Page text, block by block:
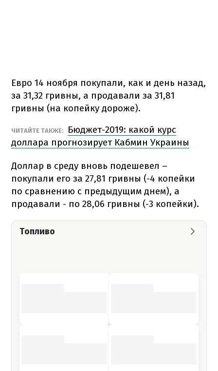
Евро 14 ноября покупали, как и день назад,
за 31,32 гривны, а продавали за 31,81
гривны (на копейку дороже).
ЧИТАЙТЕ ТАКЖЕ:
Бюджет-2019: какой курс
доллара прогнозирует Кабмин Украины
Доллар в среду вновь подешевел –
покупали его за 27,81 гривны (-4 копейки
по сравнению с предыдущим днем), а
продавали - по 28,06 гривны (-3 копейки).
Топливо